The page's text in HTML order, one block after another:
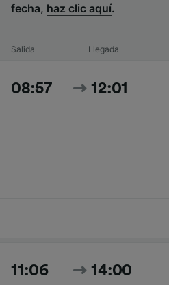
fecha, haz clic aquí.
Salida Llegada
08:57 12:01
11:06 14:00